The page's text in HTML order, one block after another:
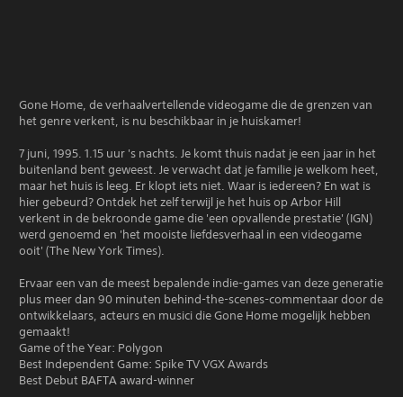
Gone Home, de verhaalvertellende videogame die de grenzen van
het genre verkent, is nu beschikbaar in je huiskamer!
7 juni, 1995. 1.15 uur 's nachts. Je komt thuis nadat je een jaar in het
buitenland bent geweest. Je verwacht dat je familie je welkom heet,
maar het huis is leeg. Er klopt iets niet. Waar is iedereen? En wat is
hier gebeurd? Ontdek het zelf terwijl je het huis op Arbor Hill
verkent in de bekroonde game die 'een opvallende prestatie' (IGN)
werd genoemd en 'het mooiste liefdesverhaal in een videogame
ooit' (The New York Times).
Ervaar een van de meest bepalende indie-games van deze generatie
plus meer dan 90 minuten behind-the-scenes-commentaar door de
ontwikkelaars, acteurs en musici die Gone Home mogelijk hebben
gemaakt!
Game of the Year: Polygon
Best Independent Game: Spike TV VGX Awards
Best Debut BAFTA award-winner